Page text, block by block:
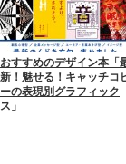
おすすめのデザイン本「
新！魅せる！キャッチコ
ーの表現別グラフィック
ス」